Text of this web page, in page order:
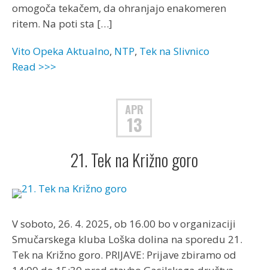
omogoča tekačem, da ohranjajo enakomeren
ritem. Na poti sta […]
Vito Opeka Aktualno, NTP, Tek na Slivnico
Read >>>
APR
13
21. Tek na Križno goro
V soboto, 26. 4. 2025, ob 16.00 bo v organizaciji
Smučarskega kluba Loška dolina na sporedu 21.
Tek na Križno goro. PRIJAVE: Prijave zbiramo od